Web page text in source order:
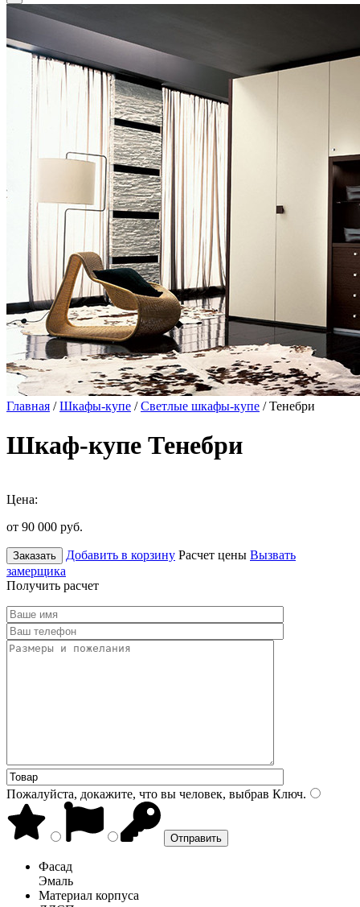
Главная /Шкафы-купе /Светлые шкафы-купе / Тенебри
Шкаф-купе Тенебри
Цена:
от 90 000 руб.
Заказать Добавить в корзину Расчет цены Вызвать
замерщика
Получить расчет
Пожалуйста, докажите, что вы человек, выбрав Ключ.
Фасад
Эмаль
Материал корпуса